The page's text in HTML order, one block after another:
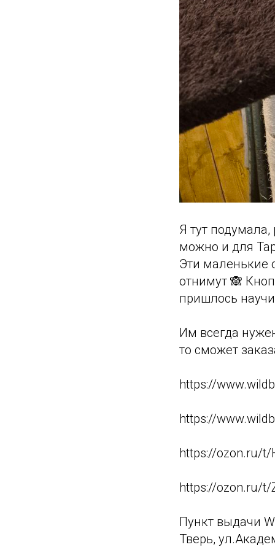
Я тут
можно и для
Эти маленькие
отнимут 🙈
пришлось
Им всегда
то сможет
https://
https://
https://ozon.ru/t/
https://ozon.ru/t/
Пункт выдачи
Тверь,